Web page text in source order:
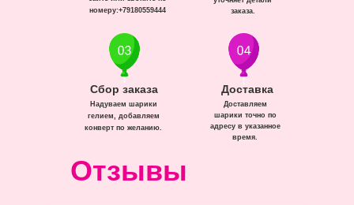
Доставка
Доставляем
шарики точно по
адресу в указанное
время.
Сбор заказа
Надуваем шарики
гелием, добавляем
конверт по желанию.
номеру:+79180559444
заказа.
Отзывы